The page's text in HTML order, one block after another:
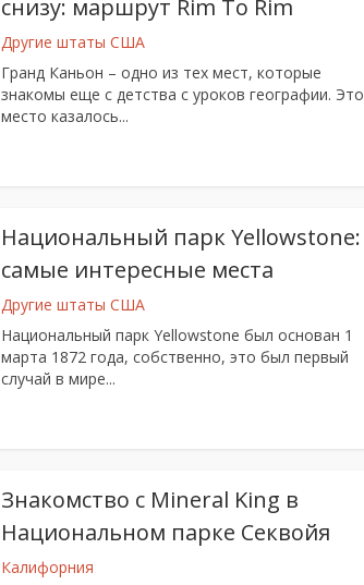
снизу: маршрут Rim To Rim
Другие штаты США
Гранд Каньон – одно из тех мест, которые
знакомы еще с детства с уроков географии. Это
место казалось...
Национальный парк Yellowstone:
самые интересные места
Другие штаты США
Национальный парк Yellowstone был основан 1
марта 1872 года, собственно, это был первый
случай в мире...
Знакомство с Mineral King в
Национальном парке Секвойя
Калифорния